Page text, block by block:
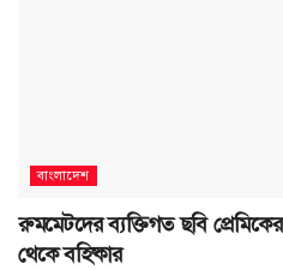
বাংলাদেশ
রুমমেটদের ব্যক্তিগত ছবি
থেকে বহিষ্কার